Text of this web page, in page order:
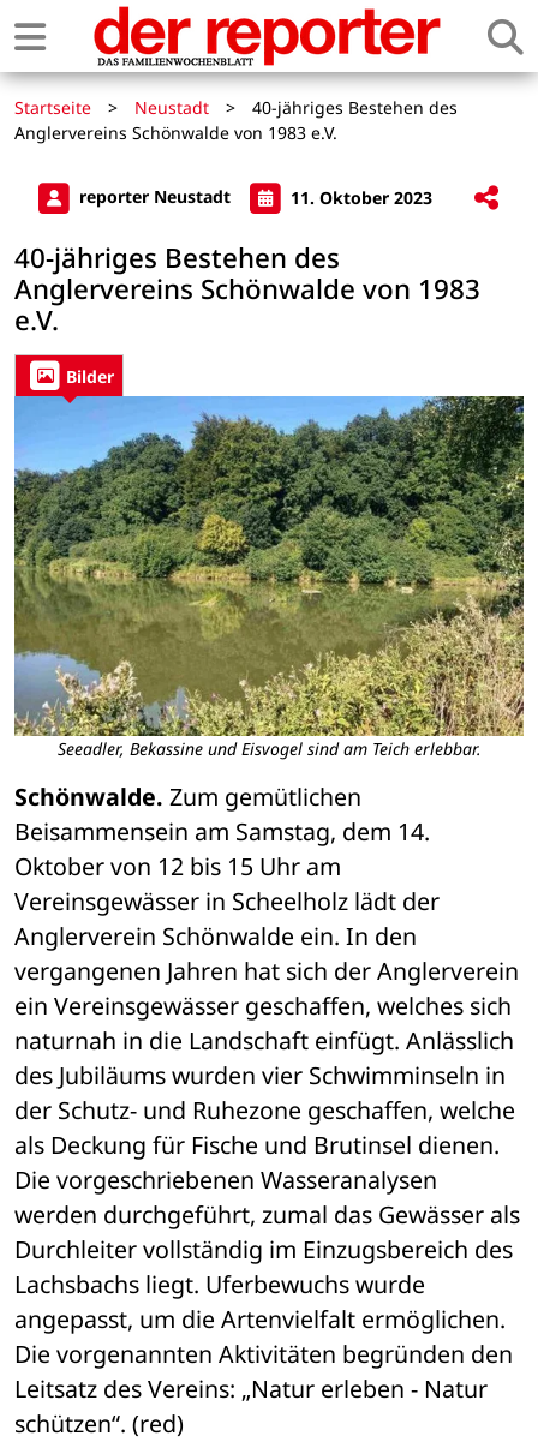
Startseite > Neustadt >
40-jähriges Bestehen des
Anglervereins Schönwalde von 1983 e.V.
reporter Neustadt 11. Oktober 2023
40-jähriges Bestehen des
Anglervereins Schönwalde von 1983
e.V.
Bilder
Seeadler, Bekassine und Eisvogel sind am Teich erlebbar.
Schönwalde. Zum gemütlichen
Beisammensein am Samstag, dem 14.
Oktober von 12 bis 15 Uhr am
Vereinsgewässer in Scheelholz lädt der
Anglerverein Schönwalde ein. In den
vergangenen Jahren hat sich der Anglerverein
ein Vereinsgewässer geschaffen, welches sich
naturnah in die Landschaft einfügt. Anlässlich
des Jubiläums wurden vier Schwimminseln in
der Schutz- und Ruhezone geschaffen, welche
als Deckung für Fische und Brutinsel dienen.
Die vorgeschriebenen Wasseranalysen
werden durchgeführt, zumal das Gewässer als
Durchleiter vollständig im Einzugsbereich des
Lachsbachs liegt. Uferbewuchs wurde
angepasst, um die Artenvielfalt ermöglichen.
Die vorgenannten Aktivitäten begründen den
Leitsatz des Vereins: „Natur erleben - Natur
schützen“. (red)